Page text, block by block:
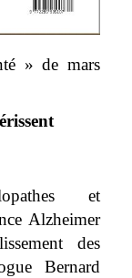
» de mars
et
Alzheimer
des
Bernard